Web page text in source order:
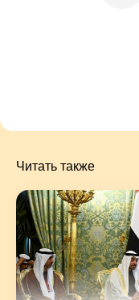
Читать также